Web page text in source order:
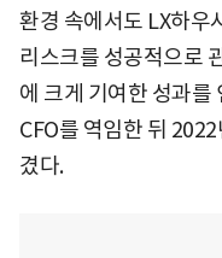
환경 속에서도 LX하우
리스크를 성공적으로
에 크게 기여한 성과를
CFO를 역임한 뒤
겼다.